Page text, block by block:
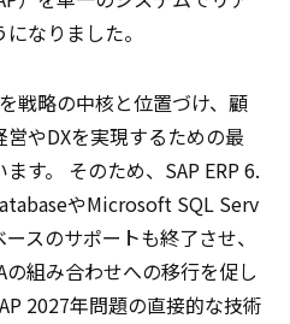
なりました。
戦略の中核と位置づけ、顧
やDXを実現するための最
す。 そのため、SAP ERP 6.
やMicrosoft SQL Serv
スのサポートも終了させ、
の組み合わせへの移行を促し
2027年問題の直接的な技術